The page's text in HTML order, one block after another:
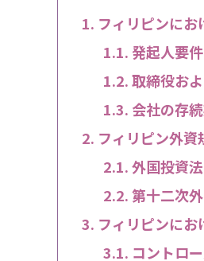
フィリピンに
発起人要
取締役お
会社の存
フィリピン外
外国投資
第十二次
フィリピンに
コントロ